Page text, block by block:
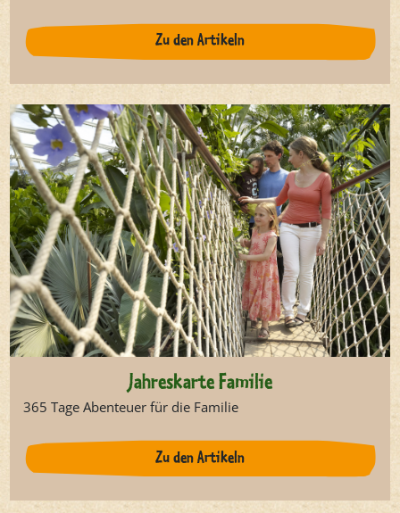
Zu den Artikeln
Jahreskarte Familie
365 Tage Abenteuer für die Familie
Zu den Artikeln